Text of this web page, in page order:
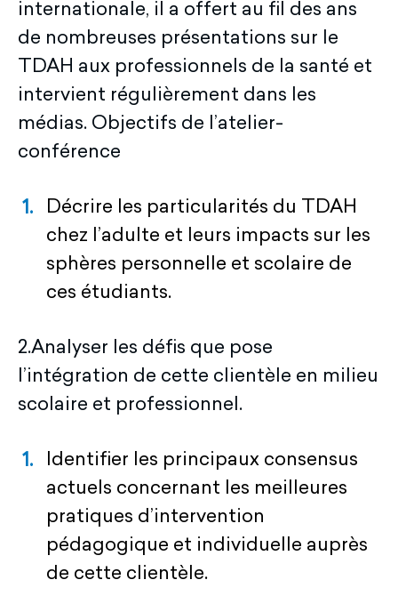
internationale, il a offert au fil des ans
de nombreuses présentations sur le
TDAH aux professionnels de la santé et
intervient régulièrement dans les
médias. Objectifs de l’atelier-
conférence
Décrire les particularités du TDAH
chez l’adulte et leurs impacts sur les
sphères personnelle et scolaire de
ces étudiants.
2.Analyser les défis que pose
l’intégration de cette clientèle en milieu
scolaire et professionnel.
Identifier les principaux consensus
actuels concernant les meilleures
pratiques d’intervention
pédagogique et individuelle auprès
de cette clientèle.